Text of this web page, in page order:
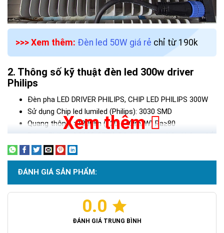
>>> Xem thêm: Đèn led 50W giá rẻ chỉ từ 190k
Thông số kỹ thuật đèn led 300w driver
Philips
Đèn pha LED DRIVER PHILIPS, CHIP LED PHILIPS 300W
Sử dụng Chip led lumiled (Philips): 3030 SMD
Quang thông: ≥1300lm (120-140lm/W) Ra≥80
Driver Philips AC100-277V, Cách ly dòng điện không đổi,
50/60Hz
CCT: 2700K-7000K PF＞0.95
Chất liệu: Nhôm + Acrylic
Tuổi thọ: 50000 giờ
Bảo hành: 3 năm .
Xem thêm
ĐÁNH GIÁ SẢN PHẨM:
0.0
ĐÁNH GIÁ TRUNG BÌNH